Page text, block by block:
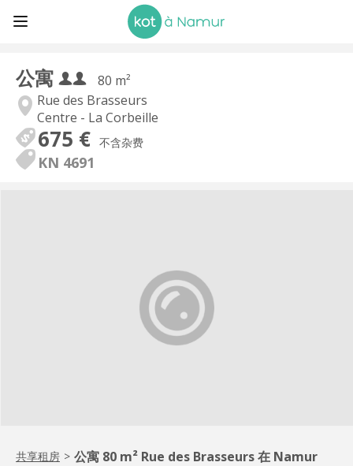
公寓
80 m²
Rue des Brasseurs
Centre - La Corbeille
675 € 不含杂费
KN 4691
共享租房 > 公寓 80 m² Rue des Brasseurs 在 Namur